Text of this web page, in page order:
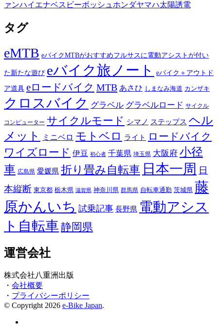
ァンハイエナベスビーボッシュホンダヤマハ太陽誘電
タグ
eMTB eバイクMTBがおすすめフルサスに電動アシストが付い
た新たな遊び eバイク旅ノート
eバイク＋アウトド
ア道具 eロードバイク MTB あさひ しまなみ海道 カンザキ
クロスバイク グラベル グラベルロード サイクル
コンピューター サイクルモード シマノ ステップス ヘル
メット
ミニベロ モトベロ ライト
ロードバイク
ワイズロード 伊豆 初心者 千葉県 埼玉県 大阪府 小径
車 広島県 愛媛県 折り畳み自転車 日本一周 日
本縦断 東京都 栃木県 滋賀県 神奈川県 群馬県 自転車通勤 茨城県 藤
原かんいち 試乗記事 長野県 電動アシス
ト自転車 静岡県
運営会社
株式会社八重洲出版
・ 会社概要
・ プライバシーポリシー
© Copyright 2026 e-Bike Japan.